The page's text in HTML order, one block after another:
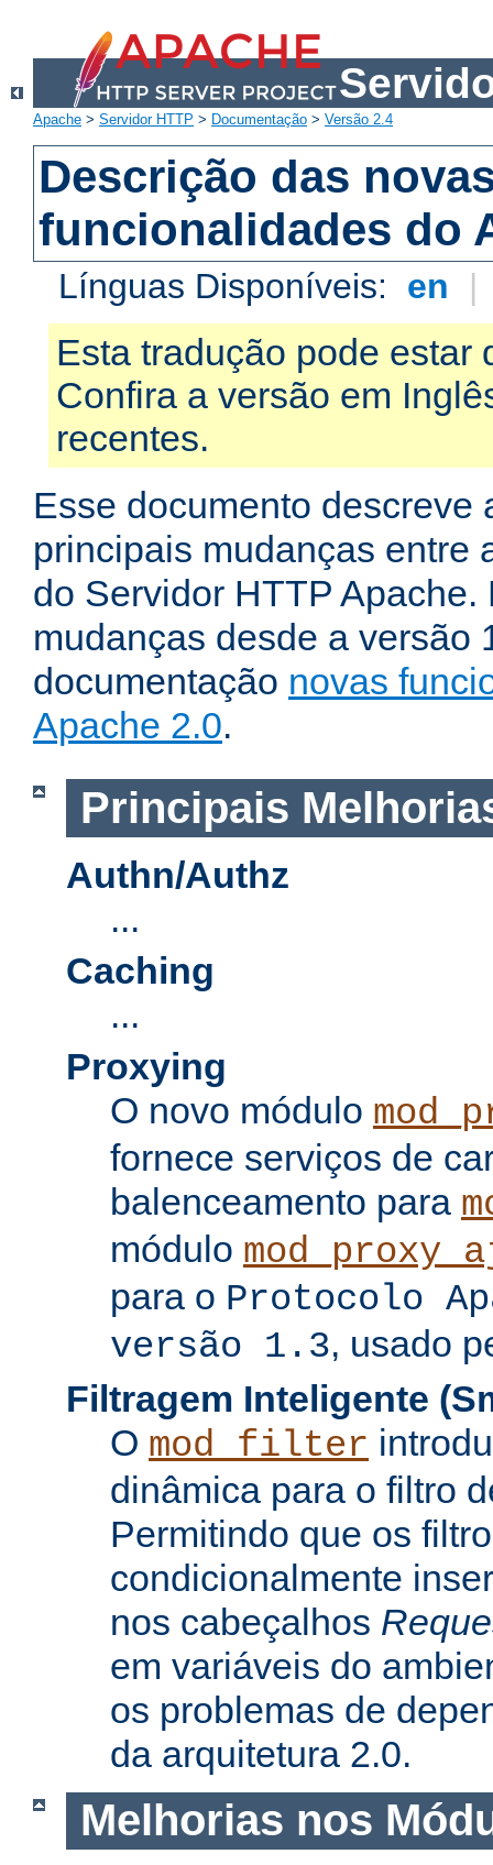
Apache > Servidor HTTP > Documentação > Versão 2.4
Descrição das
funcionalidades do
Línguas Disponíveis: en |
Esta tradução pode estar
Confira a versão em
recentes.
Esse documento descreve
principais mudanças entre
do Servidor HTTP Apache.
mudanças desde a versão
documentação novas
Apache 2.0.
Principais
Authn/Authz
...
Caching
...
Proxying
O novo módulo
fornece serviços de
balenceamento para
módulo
para o Protocolo
versão 1.3, usado
Filtragem Inteligente
O mod_filter
dinâmica para o filtro
Permitindo que os
condicionalmente
nos cabeçalhos
em variáveis do
os problemas de
da arquitetura 2.0.
Melhorias nos